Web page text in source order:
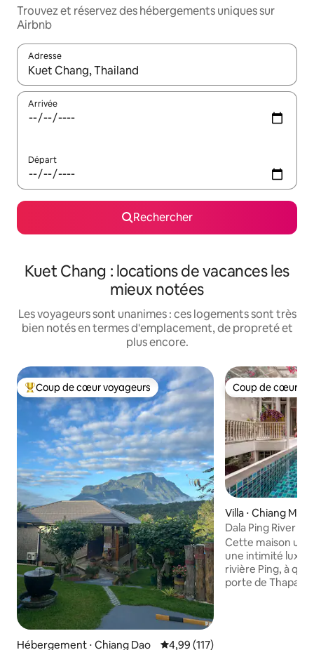
Trouvez et réservez des hébergements uniques sur
Airbnb
Adresse
Lorsque les résultats s'affichent, utilisez les flèches vers le
Arrivée
Départ
Rechercher
Kuet Chang : locations de vacances les
mieux notées
Les voyageurs sont unanimes : ces logements sont très
bien notés en termes d'emplacement, de propreté et
plus encore.
Coups de cœur voyageurs les plus appréciés
Coup de cœur voyageurs
Hébergement ⋅ Chiang Dao Évaluation moyenne sur la
4,99 (117)
Coup de cœur
Coup de cœur
Villa ⋅ Chiang Mai
Dala Ping River
Cette maison
une intimité
rivière Ping, à
porte de Thapae,